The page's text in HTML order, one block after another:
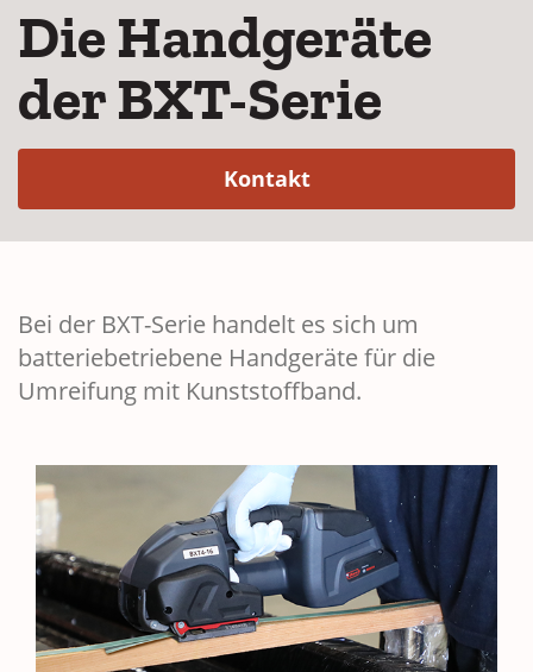
Die Handgeräte
der BXT-Serie
Kontakt(Opens in a new
Bei der BXT-Serie handelt es sich um
batteriebetriebene Handgeräte für die
Umreifung mit Kunststoffband.